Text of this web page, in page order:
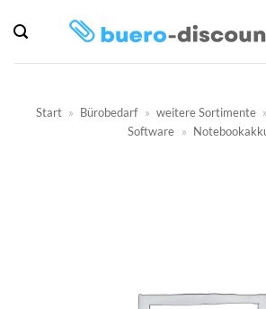
Inhalt
springen
Start » Bürobedarf » weitere Sortimente »
Software »